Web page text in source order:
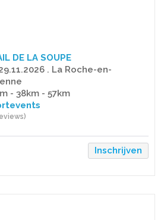
DE LA SOUPE
. La Roche-en-
- 38km - 57km
Inschrijven